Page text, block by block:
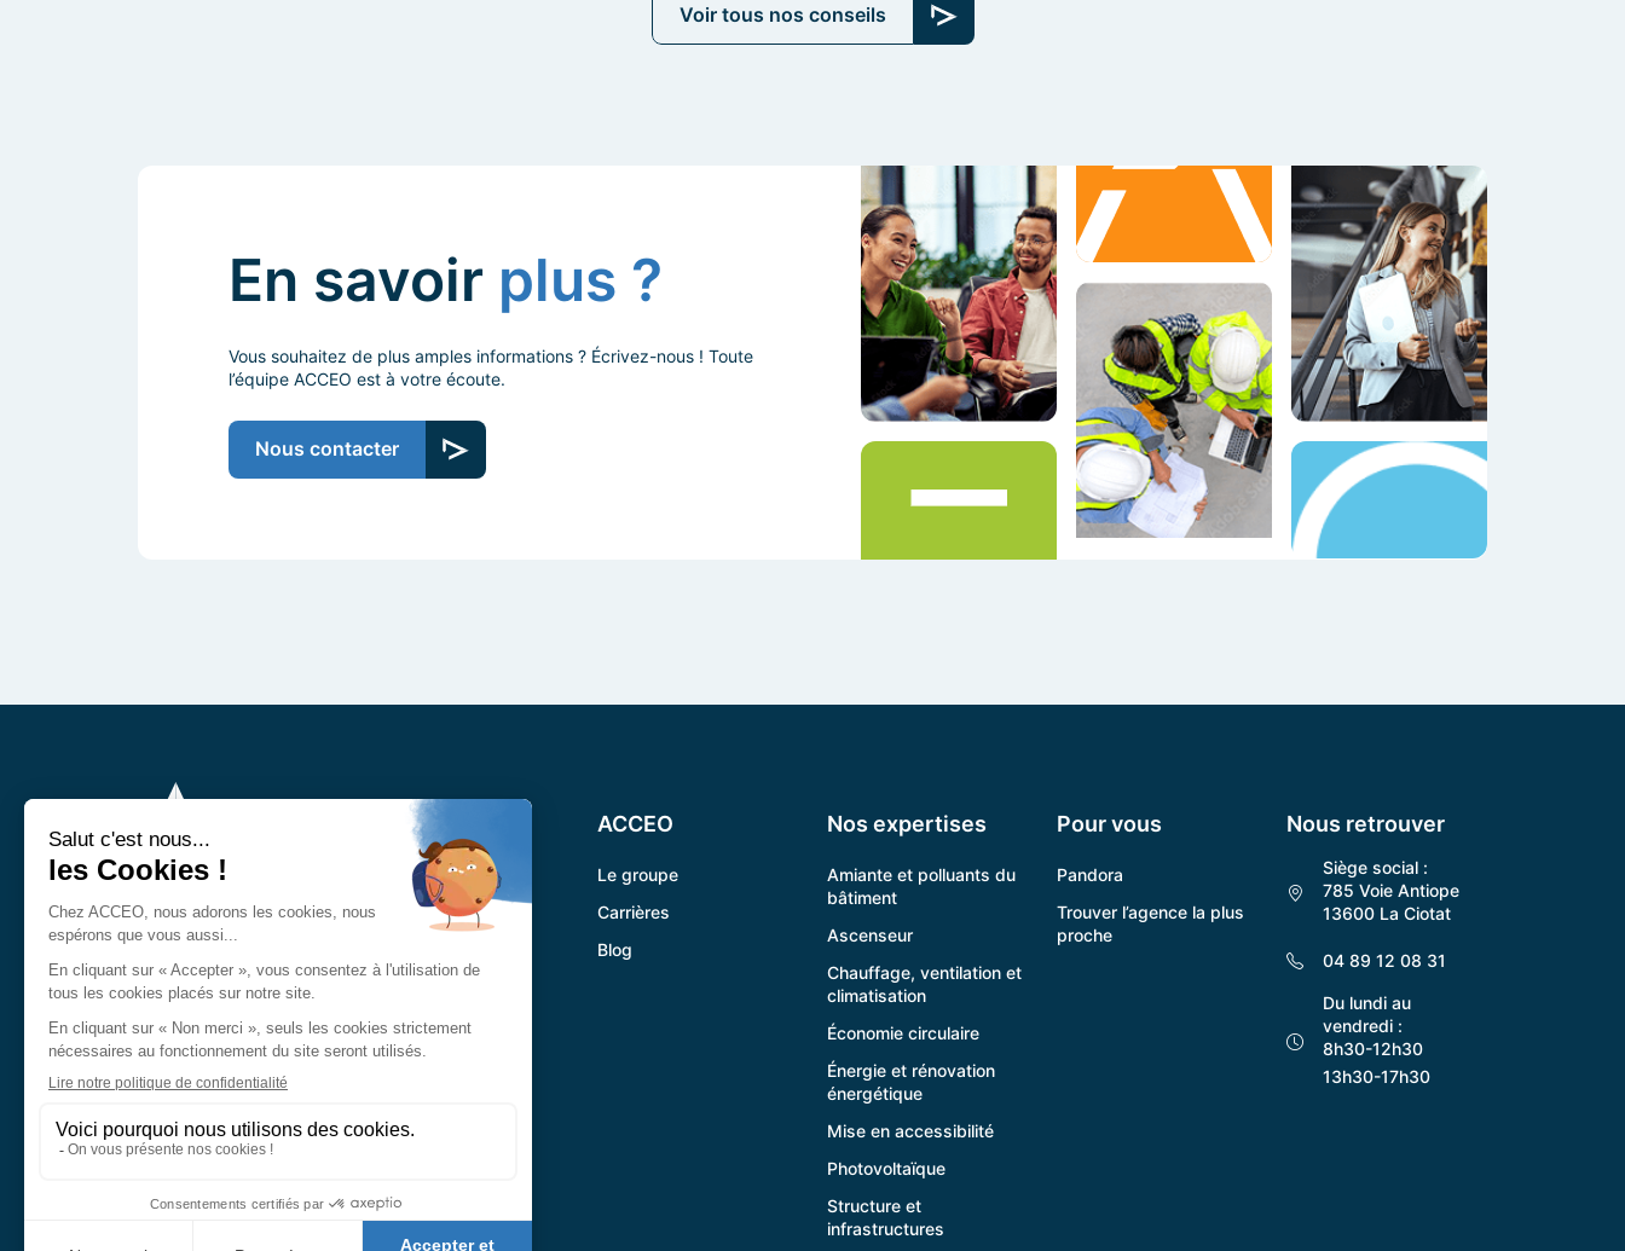
Voir tous nos conseils
En savoir plus ?
Vous souhaitez de plus amples informations ? Écrivez-nous ! Toute
l’équipe ACCEO est à votre écoute.
Nous contacter
Demander un devis
Nos agences
ACCEO
Le groupe
Carrières
Blog
Nos expertises
Amiante et polluants du
bâtiment
Ascenseur
Chauffage, ventilation et
climatisation
Économie circulaire
Énergie et rénovation
énergétique
Mise en accessibilité
Photovoltaïque
Structure et
infrastructures
Pour vous
Pandora
Trouver l’agence la plus
proche
Nous retrouver
Siège social :
785 Voie Antiope
13600 La Ciotat
04 89 12 08 31
Du lundi au
vendredi :
8h30-12h30
13h30-17h30